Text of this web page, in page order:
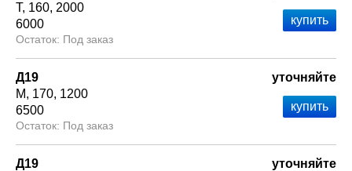
Т 160 2000
6000
Под заказ
Д19
М
170 1200
6500
Под заказ
уточняйте
Д19
уточняйте